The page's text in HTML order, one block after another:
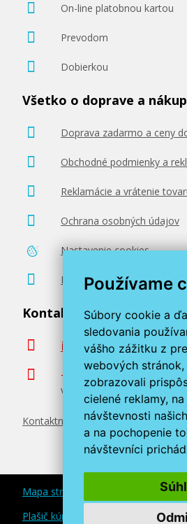
Používame
Súbory cookie a
sledovania
vášho zážitku z
webových
zobrazovali
cielené reklamy,
návštevnosti
a na pochopenie
návštevníci
On-line platobnou kartou
Prevodom
Dobierkou
Všetko o doprave a
Doprava zadarmo a ceny
Obchodné podmienky a
Reklamácie a vrátenie
Ochrana osobných údajov
Nastavenie cookies
Poradenstvo zadarmo
Kontaktujte nás
info@miroluk.sk
+420 377 222 313
Volajte v pracovné dni od 8.
Kontaktné údaje
Mapa stránok
Plašič kún a myší